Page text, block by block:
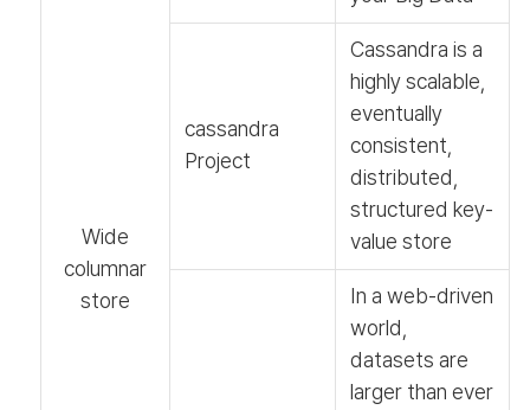
Wide
columnar
store
cassandra
Project
Cassandra is a
highly scalable,
eventually
consistent,
distributed,
structured key-
value store
In a web-driven
world,
datasets are
larger than ever